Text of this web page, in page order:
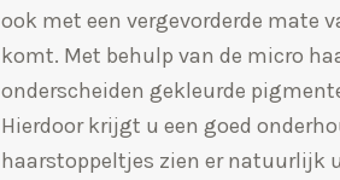
ook met een vergevorderde mate
komt. Met behulp van de micro
onderscheiden gekleurde
Hierdoor krijgt u een goed
haarstoppeltjes zien er natuurlijk